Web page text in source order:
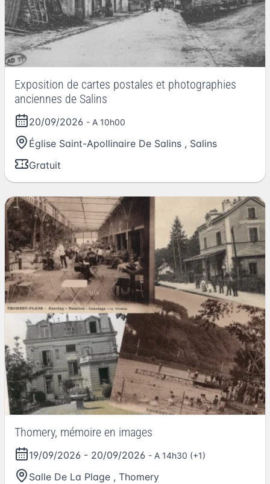
Exposition de cartes postales et photographies
anciennes de Salins
20/09/2026 - A 10h00
Église Saint-Apollinaire De Salins , Salins
Gratuit
Thomery, mémoire en images
19/09/2026 - 20/09/2026 - A 14h30 (+1)
Salle De La Plage , Thomery